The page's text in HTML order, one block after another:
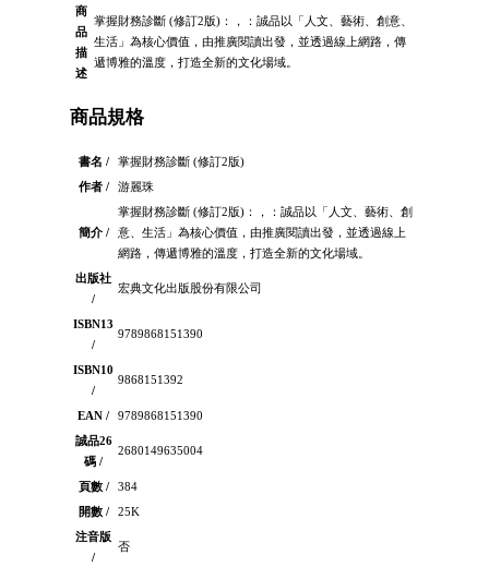
商
品
描
述
掌握財務診斷 (修訂2版)：，：誠品以「人文、藝術、創意、
生活」為核心價值，由推廣閱讀出發，並透過線上網路，傳
遞博雅的溫度，打造全新的文化場域。
商品規格
書名 /
掌握財務診斷 (修訂2版)
作者 /
游麗珠
簡介 /
掌握財務診斷 (修訂2版)：，：誠品以「人文、藝術、創
意、生活」為核心價值，由推廣閱讀出發，並透過線上
網路，傳遞博雅的溫度，打造全新的文化場域。
出版社
/
宏典文化出版股份有限公司
ISBN13
/
9789868151390
ISBN10
/
9868151392
EAN /
9789868151390
誠品26
碼 /
2680149635004
頁數 /
384
開數 /
25K
注音版
/
否